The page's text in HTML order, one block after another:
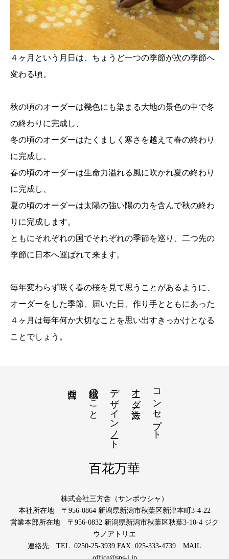
４ヶ月という月日は、ちょうど一つの季節が次の季節へ
変わる頃。
秋の頃のオーダーは幾色にも染まる大地の景色の中で冬
の終わりに完成し、
冬の頃のオーダーはたくましく寒さを越えて春の終わり
に完成し、
春の頃のオーダーは生命力溢れる風に吹かれ夏の終わり
に完成し、
夏の頃のオーダーは太陽の強い陽の力を含んで秋の終わ
りに完成します。
ともにそれぞれの国でそれぞれの季節を巡り、二つ先の
季節に日本へ運ばれて来ます。
毎年変わらず咲く春の桜を見て思うことがあるように、
オーダーをした季節、届いた日、作り手とともにあった
４ヶ月は毎年何か大切なことを思い出すきっかけとなる
ことでしょう。
コンセプト
オーダー方法
デザインノート
絨毯のこと
問合せ
百花万華
株式会社三方舎（サンポウシャ）
本社所在地 〒956-0864 新潟県新潟市秋葉区新津本町3-4-22
営業本部所在地 〒956-0832 新潟県新潟市秋葉区秋葉3-10-4 ジク
ウノアトリエ
連絡先 TEL. 0250-25-3939 FAX. 025-333-4739 MAIL